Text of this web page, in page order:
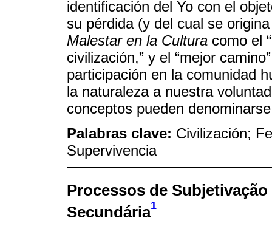
identificación del Yo con el
su pérdida (y del cual se
Malestar en la Cultura como el
civilización,” y el “mejor
participación en la comunidad
la naturaleza a nuestra
conceptos pueden
Palabras clave: Civilización;
Supervivencia
Processos de
Secundária1